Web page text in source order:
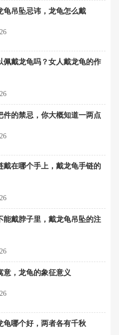
龟吊坠忌讳，龙龟怎么戴
佩戴龙龟吗？女人戴龙龟的作
件的禁忌，你大概知道一两点
戴在哪个手上，戴龙龟手链的
能戴脖子里，戴龙龟吊坠的注
意，龙龟的象征意义
龟哪个好，两者各有千秋